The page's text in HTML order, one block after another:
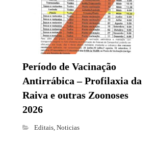
Período de Vacinação
Antirrábica – Profilaxia da
Raiva e outras Zoonoses
2026
Editais, Noticias